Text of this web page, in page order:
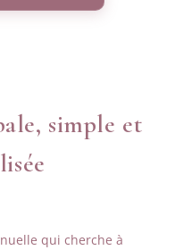
simple et
qui cherche à